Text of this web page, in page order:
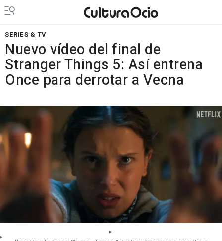
SERIES & TV
Nuevo vídeo del final de
Stranger Things 5: Así entrena
Once para derrotar a Vecna